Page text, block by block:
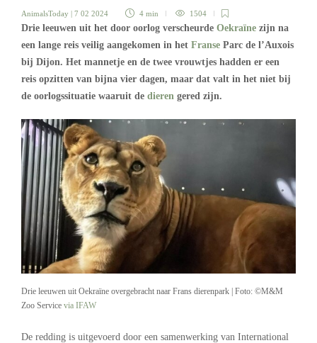
AnimalsToday | 7 02 2024 4 min 1504
Drie leeuwen uit het door oorlog verscheurde Oekraïne zijn na
een lange reis veilig aangekomen in het Franse Parc de l’Auxois
bij Dijon. Het mannetje en de twee vrouwtjes hadden er een
reis opzitten van bijna vier dagen, maar dat valt in het niet bij
de oorlogssituatie waaruit de dieren gered zijn.
Drie leeuwen uit Oekraïne overgebracht naar Frans dierenpark | Foto: ©M&M
Zoo Service via IFAW
De redding is uitgevoerd door een samenwerking van International